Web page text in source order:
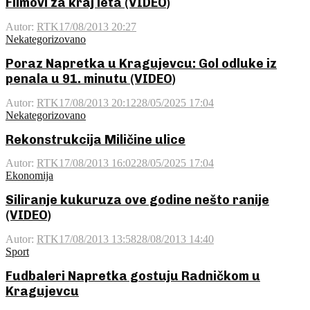
Autor: RTK17/08/2013 20:27
Nekategorizovano
Poraz Napretka u Kragujevcu: Gol odluke iz
penala u 91. minutu (VIDEO)
Autor: RTK17/08/2013 20:1228/05/2025 17:04
Nekategorizovano
Rekonstrukcija Miličine ulice
Autor: RTK17/08/2013 16:0228/05/2025 17:04
Ekonomija
Siliranje kukuruza ove godine nešto ranije
(VIDEO)
Autor: RTK17/08/2013 13:5828/08/2013 14:40
Sport
Fudbaleri Napretka gostuju Radničkom u
Kragujevcu